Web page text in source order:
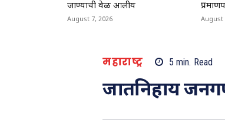
जाण्याची वेळ आलीय
August 7, 2026 August